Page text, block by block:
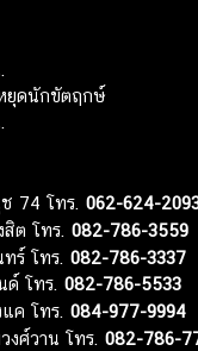
ยุดนักขัตฤกษ์
74 โทร. 062-624-
สิต โทร. 082-786-3559
ร์ โทร. 082-786-3337
โทร. 082-786-5533
ค โทร. 084-977-9994
งศ์วาน โทร. 082-786-